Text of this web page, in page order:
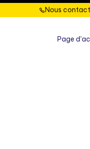
Nous
Page